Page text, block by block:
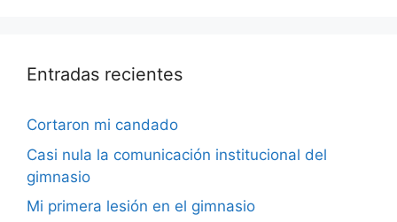
Entradas recientes
Cortaron mi candado
Casi nula la comunicación institucional del
gimnasio
Mi primera lesión en el gimnasio